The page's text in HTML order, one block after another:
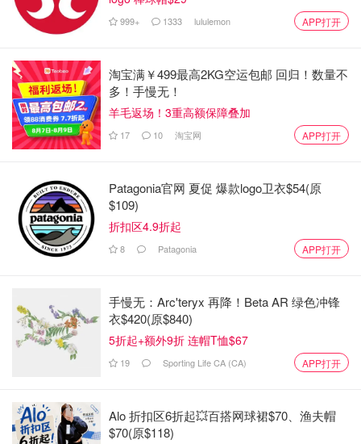
然而，这位“CEO”其实是来自温哥华的普通用户 Jerry。
Jerry在随后的视频中澄清道：“我并不是小红书的CEO，只
是一个住在温哥华的普通人。”
Jerry与伴侣Dani在小红书和TikTok上发布澄清视频，并表
示他们对这场误会感到有趣：“无论如何，我希望大家能喜
999+ 1333 lululemon APP打开
淘宝满￥499最高2KG空运包邮 回归！数量不
多！手慢无！
羊毛返场！3重高额保障叠加
17 10 淘宝网 APP打开
Patagonia官网 夏促 爆款logo卫衣$54(原
$109)
折扣区4.9折起
8 Patagonia APP打开
手慢无：Arc'teryx 再降！Beta AR 绿色冲锋
衣$420(原$840)
5折起+额外9折 连帽T恤$67
19 Sporting Life CA (CA) APP打开
Alo 折扣区6折起💥百搭网球裙$70、渔夫帽
$70(原$118)